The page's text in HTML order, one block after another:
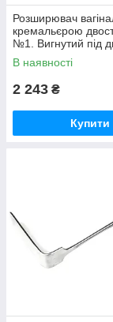
Розширювач
кремальєрою
№1. Вигнутий під
кутами 45 градусів
В наявності
2 243 ₴
Купити